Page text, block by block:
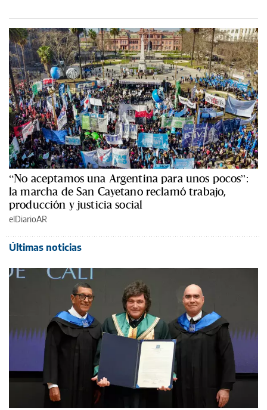
“No aceptamos una Argentina para unos pocos”:
la marcha de San Cayetano reclamó trabajo,
producción y justicia social
elDiarioAR
Últimas noticias